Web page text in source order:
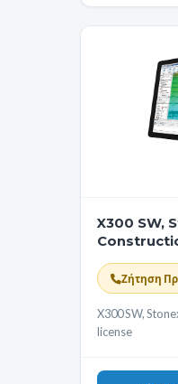
X300 SW,
Ζήτηση
X300 SW,
license